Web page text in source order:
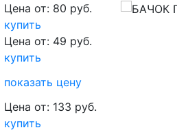
Цена от: 80 руб.
купить
Цена от: 49 руб.
купить
показать цену
Цена от: 133 руб.
купить